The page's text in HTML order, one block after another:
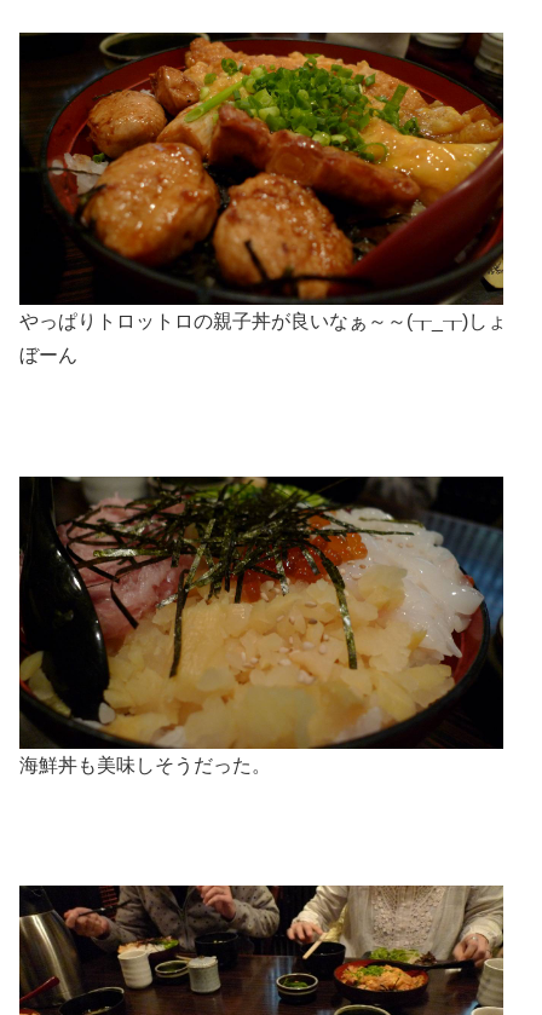
やっぱりトロットロの親子丼が良いなぁ～～(┰_┰)しょ
ぼーん
海鮮丼も美味しそうだった。